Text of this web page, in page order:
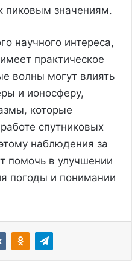
пиковым значениям.
научного интереса,
практическое
волны могут влиять
и ионосферу,
которые
спутниковых
наблюдения за
помочь в улучшении
погоды и понимании